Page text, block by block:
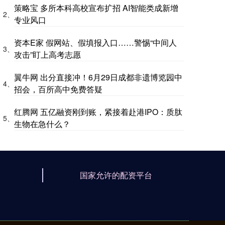
2、
策略宝 多所本科高校宣布扩招 AI智能类成新增
专业风口
3、
资本E家 假网站、假填报入口……警惕“中间人
攻击”盯上高考志愿
4、
翼牛网 出分直接冲！6月29日成都非遗博览园中
招会，百所高中免费答疑
5、
红腾网 五亿融资刚到账，紧接着赴港IPO：质肽
生物在急什么？
国家允许的配资平台